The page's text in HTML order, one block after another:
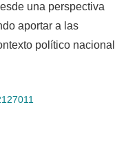
una perspectiva
aportar a las
político nacional